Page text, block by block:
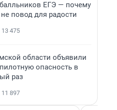
ЕГЭ — почему
не повод для радости
13 475
области объявили
опасность в
раз
11 897